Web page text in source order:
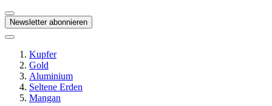
Newsletter abonnieren
Kupfer
Gold
Aluminium
Seltene Erden
Mangan